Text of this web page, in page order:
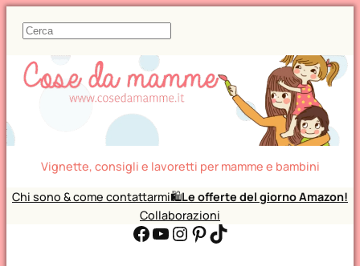
C
r
c
Vignette, consigli e lavoretti per mamme e bambini
Chi sono & come contattarmi🛍️Le offerte del giorno Amazon!
Collaborazioni
Facebook YouTube Instagram Pinterest TikTok